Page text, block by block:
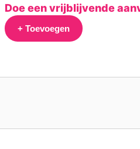
Doe een vrijblijvende
+ Toevoegen